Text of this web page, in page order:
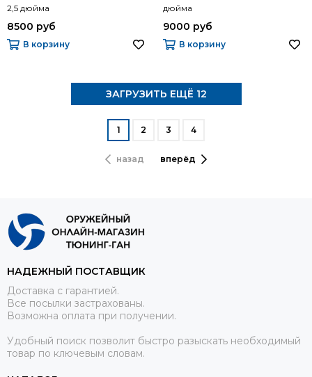
2,5 дюйма
8500 руб
В корзину
дюйма
9000 руб
В корзину
ЗАГРУЗИТЬ ЕЩЁ 12
назад
1 2 3 4
вперёд
НАДЕЖНЫЙ ПОСТАВЩИК
Доставка с гарантией.
Все посылки застрахованы.
Возможна оплата при получении.
Удобный поиск позволит быстро разыскать необходимый
товар по ключевым словам.